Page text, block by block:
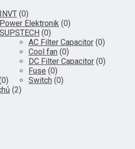
(0)
Elektronik (0)
(0)
AC Filter Capacitor (0)
Cool fan (0)
DC Filter Capacitor (0)
Fuse (0)
Switch (0)
(2)